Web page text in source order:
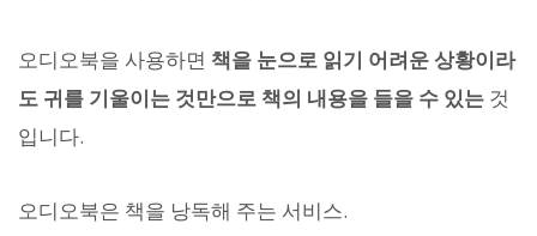
오디오북을 사용하면 책을 눈으로 읽기 어려운 상황이라
도 귀를 기울이는 것만으로 책의 내용을 들을 수 있는 것
입니다.
오디오북은 책을 낭독해 주는 서비스.